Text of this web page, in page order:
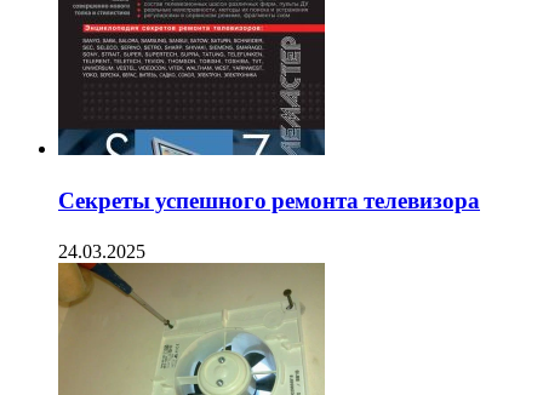
Секреты успешного ремонта телевизора
24.03.2025